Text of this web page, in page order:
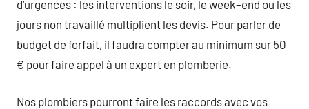
d‘urgences : les interventions le soir, le week–end ou les
jours non travaillé multiplient les devis. Pour parler de
budget de forfait, il faudra compter au minimum sur 50
€ pour faire appel à un expert en plomberie.
Nos plombiers pourront faire les raccords avec vos